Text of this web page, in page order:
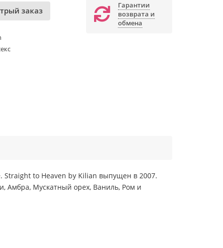
заказ
Гарантии
возврата и
обмена
Straight to Heaven by Kilian выпущен в 2007.
Амбра, Мускатный орех, Ваниль, Ром и